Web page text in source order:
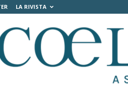
LA RIVISTA